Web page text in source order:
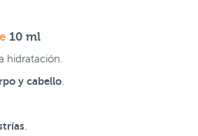
10 ml
hidratación.
y cabello